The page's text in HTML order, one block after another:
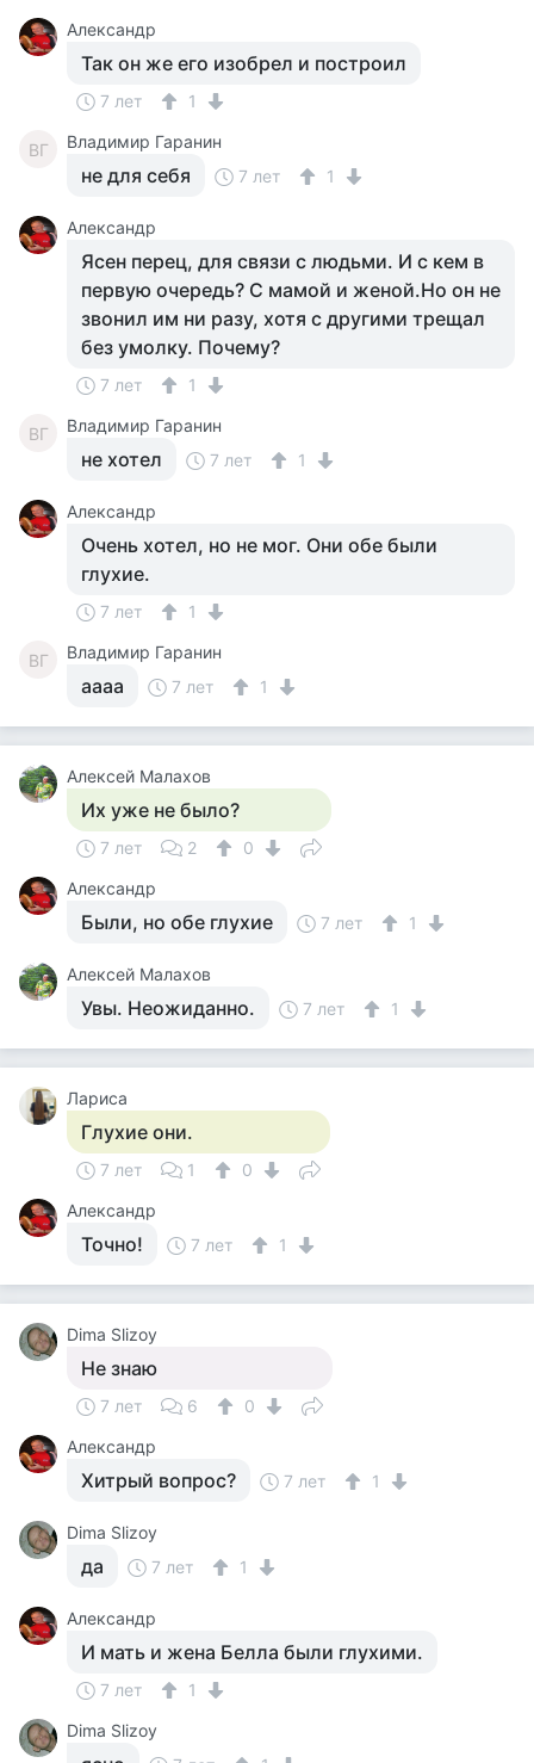
Александр
Так он же его изобрел и построил
7 лет 1
ВГ Владимир Гаранин
не для себя 7 лет 1
Александр
Ясен перец, для связи с людьми. И с кем в
первую очередь? С мамой и женой.Но он не
звонил им ни разу, хотя с другими трещал
без умолку. Почему?
7 лет 1
ВГ Владимир Гаранин
не хотел 7 лет 1
Александр
Очень хотел, но не мог. Они обе были
глухие.
7 лет 1
ВГ Владимир Гаранин
аааа 7 лет 1
Алексей Малахов
Их уже не было?
7 лет 2
0
Александр
Были, но обе глухие 7 лет 1
Алексей Малахов
Увы. Неожиданно. 7 лет 1
Лариса
Глухие они.
7 лет 1
0
Александр
Точно! 7 лет 1
Dima Slizoy
Не знаю
7 лет 6
0
Александр
Хитрый вопрос? 7 лет 1
Dima Slizoy
да 7 лет 1
Александр
И мать и жена Белла были глухими.
7 лет
1
Dima Slizoy